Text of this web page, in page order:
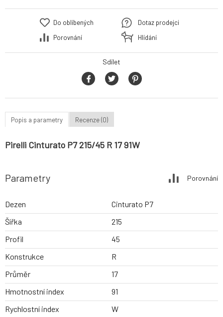
Do oblíbených
Porovnání
Dotaz prodejci
Hlídání
Sdílet
Popis a parametry Recenze (0)
Pirelli Cinturato P7 215/45 R 17 91W
Parametry Porovnání
Dezen
Cinturato P7
Šířka
215
Profil
45
Konstrukce
R
Průměr
17
Hmotnostní index
91
Rychlostní index
W